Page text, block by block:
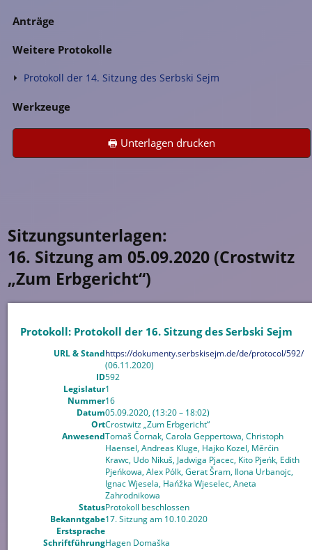
Anträge
Weitere Protokolle
Protokoll der 14. Sitzung des Serbski Sejm
Werkzeuge
🖶 Unterlagen drucken
Sitzungsunterlagen:
16. Sitzung am 05.09.2020 (Crostwitz
„Zum Erbgericht“)
Protokoll: Protokoll der 16. Sitzung des Serbski Sejm
URL & Standhttps://dokumenty.serbskisejm.de/de/protocol/592/
(06.11.2020)
ID592
Legislatur1
Nummer16
Datum05.09.2020, (13:20 – 18:02)
OrtCrostwitz „Zum Erbgericht“
AnwesendTomaš Čornak, Carola Geppertowa, Christoph
Haensel, Andreas Kluge, Hajko Kozel, Měrćin
Krawc, Udo Nikuš, Jadwiga Pjacec, Kito Pjeńk, Edith
Pjeńkowa, Alex Pólk, Gerat Šram, Ilona Urbanojc,
Ignac Wjesela, Hańžka Wjeselec, Aneta
Zahrodnikowa
StatusProtokoll beschlossen
Bekanntgabe17. Sitzung am 10.10.2020
Erstsprache
SchriftführungHagen Domaška